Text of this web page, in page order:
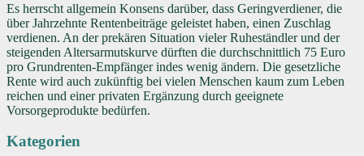
Es herrscht allgemein Konsens darüber, dass Geringverdiener, die
über Jahrzehnte Rentenbeiträge geleistet haben, einen Zuschlag
verdienen. An der prekären Situation vieler Ruheständler und der
steigenden Altersarmutskurve dürften die durchschnittlich 75 Euro
pro Grundrenten-Empfänger indes wenig ändern. Die gesetzliche
Rente wird auch zukünftig bei vielen Menschen kaum zum Leben
reichen und einer privaten Ergänzung durch geeignete
Vorsorgeprodukte bedürfen.
Kategorien